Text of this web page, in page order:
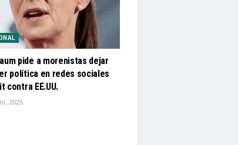
pide a morenistas dejar
política en redes sociales
contra EE.UU.
2025